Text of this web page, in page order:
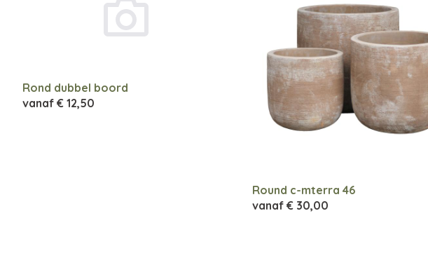
Rond dubbel boord
vanaf € 12,50
Round c-mterra 46
vanaf € 30,00